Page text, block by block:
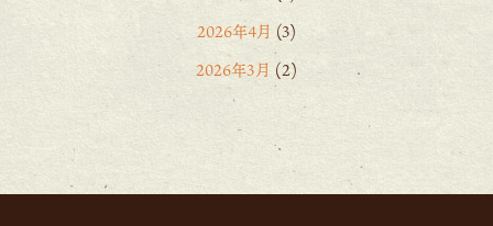
2026年4月 (3)
2026年3月 (2)
2026年2月
(1)